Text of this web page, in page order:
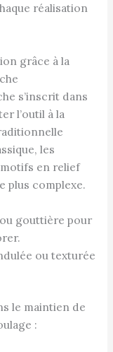
réalisation
grâce à la
s’inscrit dans
l’outil à la
les
en relief
plus complexe.
gouttière pour
ou texturée
le maintien de
: